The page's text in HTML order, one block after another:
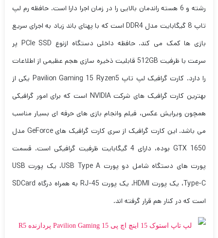
رشته و 6 هسته‌ راندمان بالایی را در زمان اجرا دارا است. حافظه رم لپ
تاپ 8 گیگابایت مدل DDR4 است که با پهنای باند زیاد به اجرای سریع
بازی ها کمک می کند. حافظه داخلی دستگاه ازنوع PCIe SSD پر
سرعت با ظرفیت 512GB قابلیت ذخیره سازی هجم عظیمی از اطلاعات
را دارد. کارت گرافیک لپ تاپ Pavilion Gaming 15 Ryzen5 یکی از
بهترین کارت گرافیک های شرکت NVIDIA است که برای امور گرافیکی
همچون ویرایش عکس، فیلم وانجام بازی های حرفه ای بسیار مناسب
می باشد. این کارت گرافیک از سری کارت گرافیک های GeForce مدل
GTX 1650 بوده، دارای 4 گیگابایت ظرفیت گرافیکی است. قسمت
پورت های دستگاه شامل دو پورت USB Type A، یک پورت USB
Type-C، یک پورت HDMI، یک پورت RJ-45 به همراه درگاه SDCard
است که در کنار هم قرار گرفته اند.